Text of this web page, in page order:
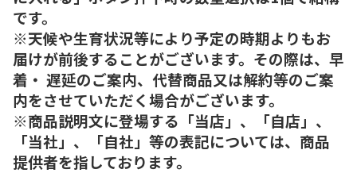
です。
※天候や生育状況等により予定の時期よりもお
届けが前後することがございます。その際は、早
着・ 遅延のご案内、代替商品又は解約等のご案
内をさせていただく場合がございます。
※商品説明文に登場する「当店」、「自店」、
「当社」、「自社」等の表記については、商品
提供者を指しております。